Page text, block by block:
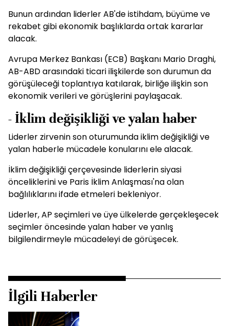
Bunun ardından liderler AB'de istihdam, büyüme ve
rekabet gibi ekonomik başlıklarda ortak kararlar
alacak.
Avrupa Merkez Bankası (ECB) Başkanı Mario Draghi,
AB-ABD arasındaki ticari ilişkilerde son durumun da
görüşüleceği toplantıya katılarak, birliğe ilişkin son
ekonomik verileri ve görüşlerini paylaşacak.
- İklim değişikliği ve yalan haber
Liderler zirvenin son oturumunda iklim değişikliği ve
yalan haberle mücadele konularını ele alacak.
İklim değişikliği çerçevesinde liderlerin siyasi
önceliklerini ve Paris İklim Anlaşması'na olan
bağlılıklarını ifade etmeleri bekleniyor.
Liderler, AP seçimleri ve üye ülkelerde gerçekleşecek
seçimler öncesinde yalan haber ve yanlış
bilgilendirmeyle mücadeleyi de görüşecek.
İlgili Haberler